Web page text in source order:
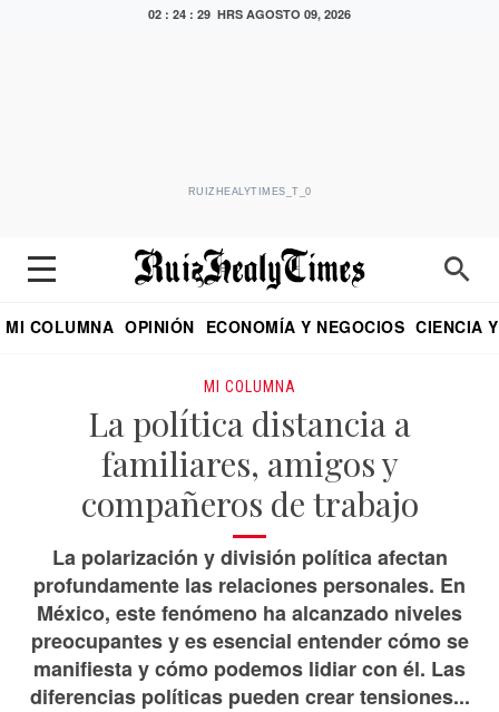
02 : 24 : 30 HRS AGOSTO 09, 2026
RUIZHEALYTIMES_T_0
MI COLUMNA OPINIÓN ECONOMÍA Y NEGOCIOS CIENCIA
MI COLUMNA
La política distancia a
familiares, amigos y
compañeros de trabajo
La polarización y división política afectan
profundamente las relaciones personales. En
México, este fenómeno ha alcanzado niveles
preocupantes y es esencial entender cómo se
manifiesta y cómo podemos lidiar con él. Las
diferencias políticas pueden crear tensiones...